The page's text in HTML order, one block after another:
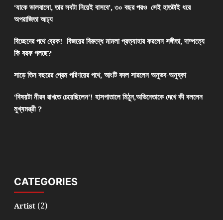
‘যাকে ভালবাসো, তার সবটা নিয়েই বাসবে’, ৩০ বছর পরও সেই হাতটাই ধরে
অপরাজিতা আঢ্য
বিচ্ছেদের পথে ব্রেক! বিজয়ের বিরুদ্ধে মামলা প্রত্যাহার করলেন সঙ্গীতা, দাম্পত্যে
কি বরফ গলছে?
সাড়ে তিন বছরের প্রেম পরিণয়ের পথে, আংটি বদল সারলেন অনুভব-অনুষ্কা
‘বিষয়টা নীরব রাখতে চেয়েছিলেন’! হাসপাতালে মিঠুন,অভিনেতাকে দেখে কী বললেন
মুখ্যমন্ত্রী ?
CATEGORIES
Artist(2)